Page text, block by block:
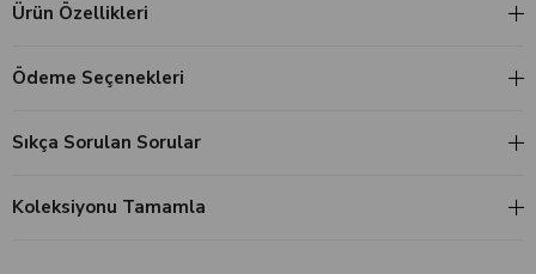
Ürün Özellikleri
Ödeme Seçenekleri
Sıkça Sorulan Sorular
Koleksiyonu Tamamla